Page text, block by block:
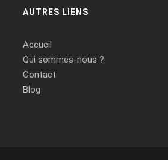
AUTRES LIENS
Accueil
Qui sommes-nous ?
Contact
Blog